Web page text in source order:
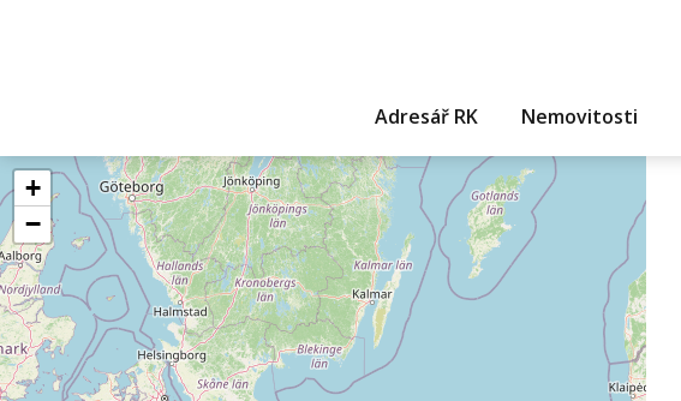
Adresář RK Nemovitosti
+
−